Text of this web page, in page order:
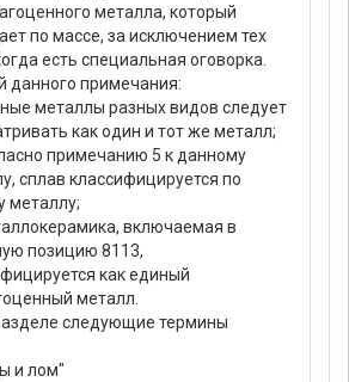
металла, который
по массе, за исключением тех
есть специальная оговорка.
данного примечания:
металлы разных видов следует
как один и тот же металл;
примечанию 5 к данному
сплав классифицируется по
металлу;
включаемая в
позицию 8113,
как единый
металл.
следующие термины
и лом"